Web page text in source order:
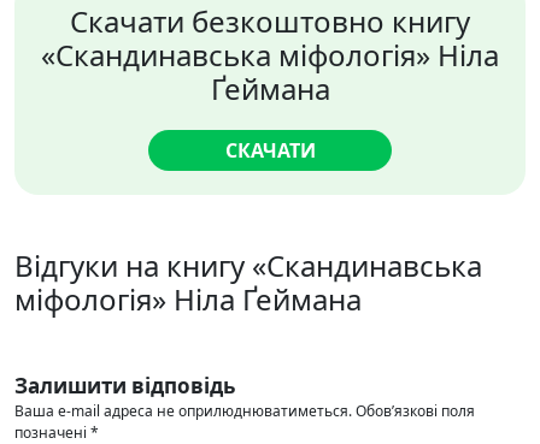
Скачати безкоштовно книгу
«Скандинавська міфологія» Ніла
Ґеймана
СКАЧАТИ
Відгуки на книгу «Скандинавська
міфологія» Ніла Ґеймана
Залишити відповідь
Ваша e-mail адреса не оприлюднюватиметься.Обов’язкові поля
позначені *